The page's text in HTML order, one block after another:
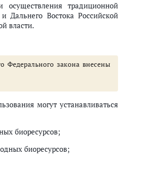
традиционной
Дальнего Востока Российской
власти.
Федерального закона внесены
могут устанавливаться
биоресурсов;
биоресурсов;